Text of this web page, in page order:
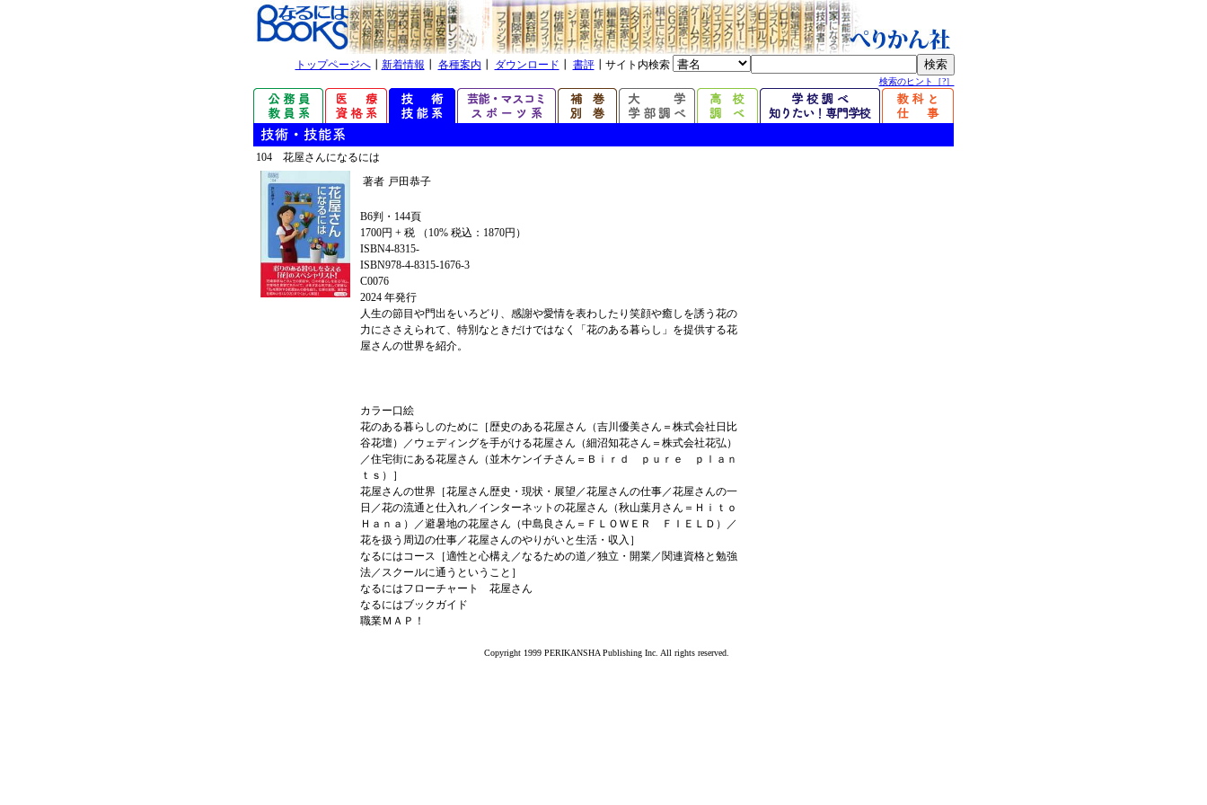
トップページへ┃ 新着情報 各種案内 ダウンロード 書評┃サイト内検索
検索のヒント［?］
104 花屋さんになるには
著者 戸田恭子
B6判・144頁
1700円 + 税 （10% 税込：1870円）
ISBN4-8315-
ISBN978-4-8315-1676-3
C0076
2024 年発行
人生の節目や門出をいろどり、感謝や愛情を表わしたり笑顔や癒しを誘う花の
力にささえられて、特別なときだけではなく「花のある暮らし」を提供する花
屋さんの世界を紹介。
カラー口絵
花のある暮らしのために［歴史のある花屋さん（吉川優美さん＝株式会社日比
谷花壇）／ウェディングを手がける花屋さん（細沼知花さん＝株式会社花弘）
／住宅街にある花屋さん（並木ケンイチさん＝Ｂｉｒｄ ｐｕｒｅ ｐｌａｎ
ｔｓ）］
花屋さんの世界［花屋さん歴史・現状・展望／花屋さんの仕事／花屋さんの一
日／花の流通と仕入れ／インターネットの花屋さん（秋山葉月さん＝Ｈｉｔｏ
Ｈａｎａ）／避暑地の花屋さん（中島良さん＝ＦＬＯＷＥＲ ＦＩＥＬＤ）／
花を扱う周辺の仕事／花屋さんのやりがいと生活・収入］
なるにはコース［適性と心構え／なるための道／独立・開業／関連資格と勉強
法／スクールに通うということ］
なるにはフローチャート 花屋さん
なるにはブックガイド
職業ＭＡＰ！
Copyright 1999 PERIKANSHA Publishing Inc. All rights reserved.